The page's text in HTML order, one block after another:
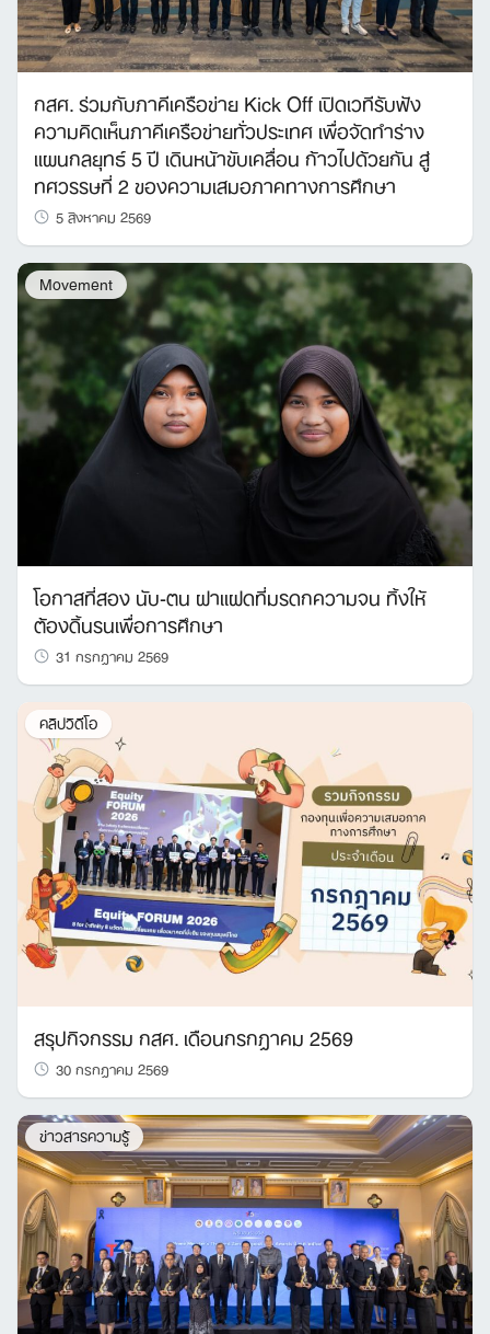
กสศ. ร่วมกับภาคีเครือข่าย Kick Off เปิดเวทีรับฟัง
ความคิดเห็นภาคีเครือข่ายทั่วประเทศ เพื่อจัดทำร่าง
แผนกลยุทธ์ 5 ปี เดินหน้าขับเคลื่อน ก้าวไปด้วยกัน สู่
ทศวรรษที่ 2 ของความเสมอภาคทางการศึกษา
5 สิงหาคม 2569
Movement
โอกาสที่สอง นับ-ตน ฝาแฝดที่มรดกความจน ทิ้งให้
ต้องดิ้นรนเพื่อการศึกษา
31 กรกฎาคม 2569
คลิปวิดีโอ
สรุปกิจกรรม กสศ. เดือนกรกฎาคม 2569
30 กรกฎาคม 2569
ข่าวสารความรู้